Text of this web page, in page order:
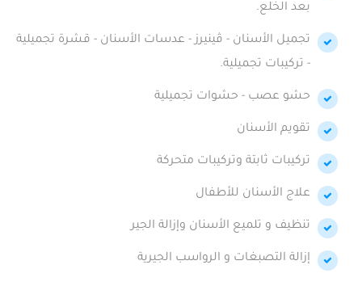
بعد الخلع.
تجميل الأسنان - ڤينيرز - عدسات الأسنان - قشرة تجميلية
- تركيبات تجميلية.
حشو عصب - حشوات تجميلية
تقويم الأسنان
تركيبات ثابتة وتركيبات متحركة
علاج الأسنان للأطفال
تنظيف و تلميع الأسنان وإزالة الجير
إزالة التصبغات و الرواسب الجيرية